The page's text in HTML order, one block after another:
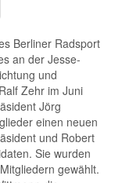
Berliner Radsport
an der Jesse-
und
Zehr im Juni
Jörg
einen neuen
und Robert
Sie wurden
gewählt.